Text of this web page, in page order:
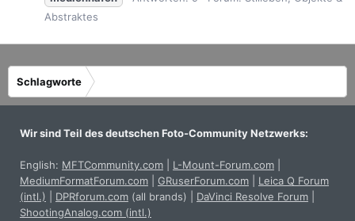
Abstraktes
Schlagworte
Wir sind Teil des deutschen Foto-Community Netzwerks:
English: MFTCommunity.com L-Mount-Forum.com
MediumFormatForum.com
GRuserForum.com
Leica Q Forum
(intl.)
DPRforum.com (all brands) DaVinci Resolve Forum
ShootingAnalog.com (intl.)